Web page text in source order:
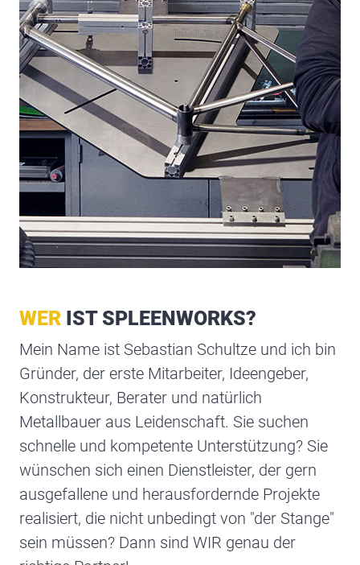
WER IST SPLEENWORKS?
Mein Name ist Sebastian Schultze und ich bin
Gründer, der erste Mitarbeiter, Ideengeber,
Konstrukteur, Berater und natürlich
Metallbauer aus Leidenschaft. Sie suchen
schnelle und kompetente Unterstützung? Sie
wünschen sich einen Dienstleister, der gern
ausgefallene und herausfordernde Projekte
realisiert, die nicht unbedingt von "der Stange"
sein müssen? Dann sind WIR genau der